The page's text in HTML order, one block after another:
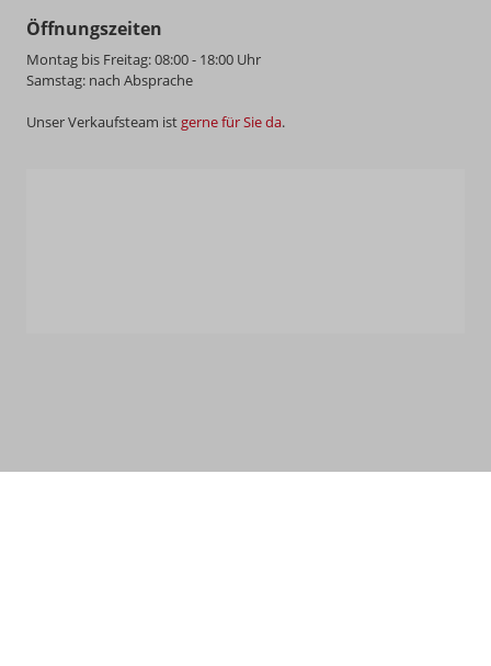
Öffnungszeiten
Montag bis Freitag: 08:00 - 18:00 Uhr
Samstag: nach Absprache
Unser Verkaufsteam ist gerne für Sie da.